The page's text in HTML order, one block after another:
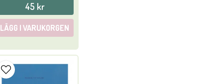
45 kr
LÄGG I VARUKORGEN